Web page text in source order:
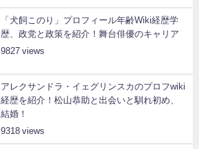
「犬飼このり」プロフィール年齢Wiki経歴学
歴、政党と政策を紹介！舞台俳優のキャリア
9827
アレクサンドラ・イェグリンスカのプロフwiki
経歴を紹介！松山恭助と出会いと馴れ初め、
結婚！
9318